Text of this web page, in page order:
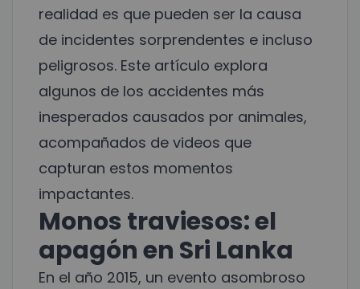
realidad es que pueden ser la causa
de incidentes sorprendentes e incluso
peligrosos. Este artículo explora
algunos de los accidentes más
inesperados causados por animales,
acompañados de videos que
capturan estos momentos
impactantes.
Monos traviesos: el
apagón en Sri Lanka
En el año 2015, un evento asombroso